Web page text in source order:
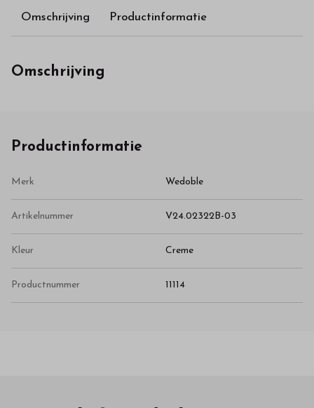
Omschrijving Productinformatie
Omschrijving
Productinformatie
Merk Wedoble
Artikelnummer V24.02322B-03
Kleur Creme
Productnummer 11114